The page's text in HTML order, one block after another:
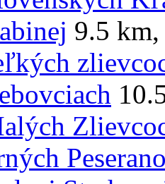
9.5 km,